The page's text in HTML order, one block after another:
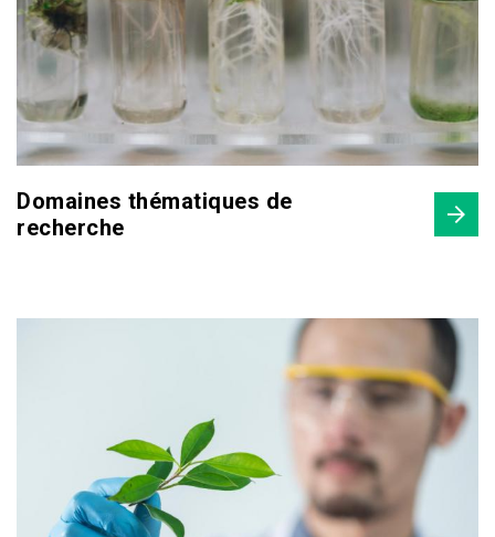
Domaines thématiques de
recherche